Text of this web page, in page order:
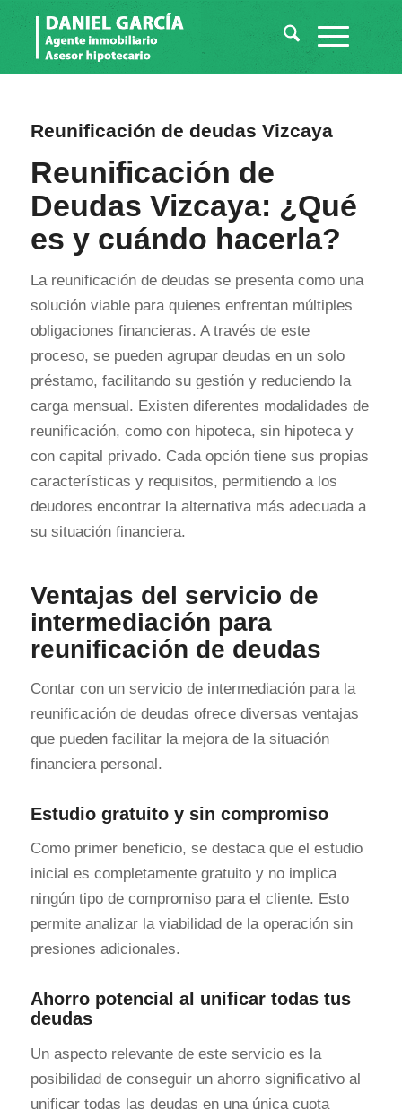
Reunificación de deudas Vizcaya
Reunificación de
Deudas Vizcaya: ¿Qué
es y cuándo hacerla?
La reunificación de deudas se presenta como una
solución viable para quienes enfrentan múltiples
obligaciones financieras. A través de este
proceso, se pueden agrupar deudas en un solo
préstamo, facilitando su gestión y reduciendo la
carga mensual. Existen diferentes modalidades de
reunificación, como con hipoteca, sin hipoteca y
con capital privado. Cada opción tiene sus propias
características y requisitos, permitiendo a los
deudores encontrar la alternativa más adecuada a
su situación financiera.
Ventajas del servicio de
intermediación para
reunificación de deudas
Contar con un servicio de intermediación para la
reunificación de deudas ofrece diversas ventajas
que pueden facilitar la mejora de la situación
financiera personal.
Estudio gratuito y sin compromiso
Como primer beneficio, se destaca que el estudio
inicial es completamente gratuito y no implica
ningún tipo de compromiso para el cliente. Esto
permite analizar la viabilidad de la operación sin
presiones adicionales.
Ahorro potencial al unificar todas tus
deudas
Un aspecto relevante de este servicio es la
posibilidad de conseguir un ahorro significativo al
unificar todas las deudas en una única cuota